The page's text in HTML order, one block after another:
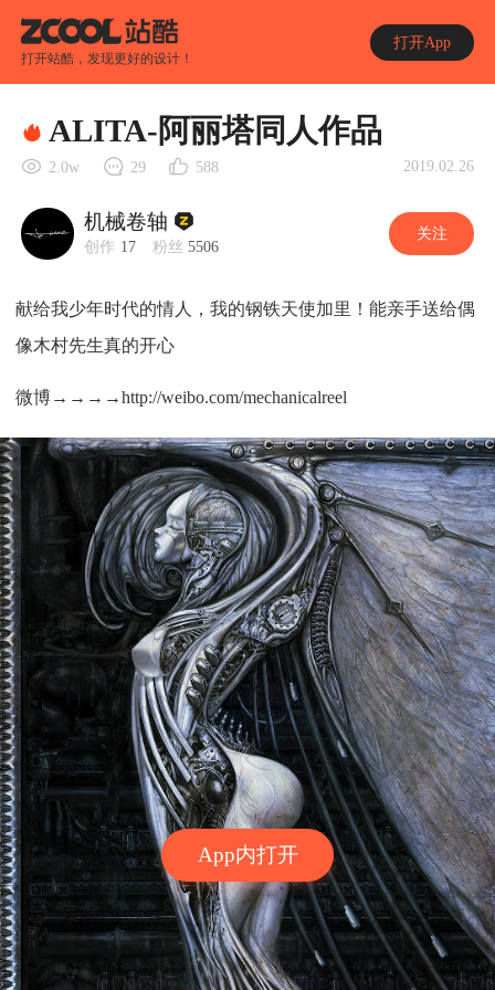
打开站酷，发现更好的设计！
打开App
App内打开
ALITA-阿丽塔同人作品
2.0w 29 588 2019.02.26
机械卷轴
创作 17 粉丝 5506
关注
献给我少年时代的情人，我的钢铁天使加里！能亲手送给偶
像木村先生真的开心
微博→→→→http://weibo.com/mechanicalreel